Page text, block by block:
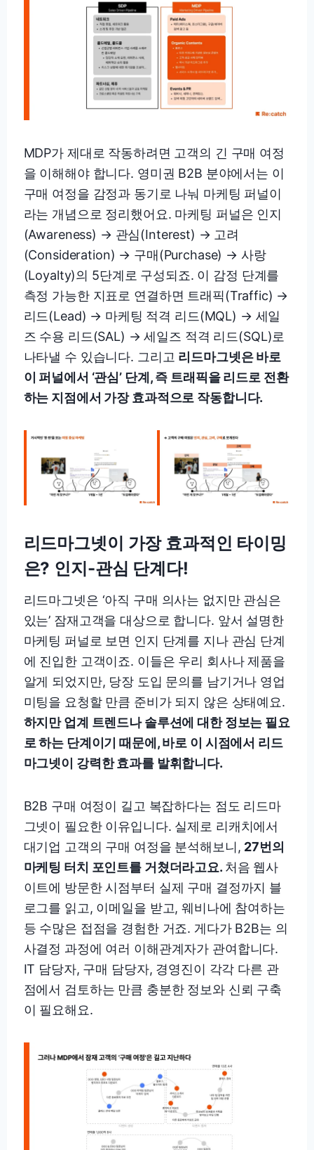
MDP가 제대로 작동하려면 고객의 긴 구매 여정
을 이해해야 합니다. 영미권 B2B 분야에서는 이
구매 여정을 감정과 동기로 나눠 마케팅 퍼널이
라는 개념으로 정리했어요. 마케팅 퍼널은 인지
(Awareness) → 관심(Interest) → 고려
(Consideration) → 구매(Purchase) → 사랑
(Loyalty)의 5단계로 구성되죠. 이 감정 단계를
측정 가능한 지표로 연결하면 트래픽(Traffic) →
리드(Lead) → 마케팅 적격 리드(MQL) → 세일
즈 수용 리드(SAL) → 세일즈 적격 리드(SQL)로
나타낼 수 있습니다. 그리고 리드마그넷은 바로
이 퍼널에서 ‘관심’ 단계, 즉 트래픽을 리드로 전환
하는 지점에서 가장 효과적으로 작동합니다.
리드마그넷이 가장 효과적인 타이밍
은? 인지-관심 단계다!
리드마그넷은 ‘아직 구매 의사는 없지만 관심은
있는’ 잠재고객을 대상으로 합니다. 앞서 설명한
마케팅 퍼널로 보면 인지 단계를 지나 관심 단계
에 진입한 고객이죠. 이들은 우리 회사나 제품을
알게 되었지만, 당장 도입 문의를 남기거나 영업
미팅을 요청할 만큼 준비가 되지 않은 상태예요.
하지만 업계 트렌드나 솔루션에 대한 정보는 필요
로 하는 단계이기 때문에, 바로 이 시점에서 리드
마그넷이 강력한 효과를 발휘합니다.
B2B 구매 여정이 길고 복잡하다는 점도 리드마
그넷이 필요한 이유입니다. 실제로 리캐치에서
대기업 고객의 구매 여정을 분석해보니, 27번의
마케팅 터치 포인트를 거쳤더라고요. 처음 웹사
이트에 방문한 시점부터 실제 구매 결정까지 블
로그를 읽고, 이메일을 받고, 웨비나에 참여하는
등 수많은 접점을 경험한 거죠. 게다가 B2B는 의
사결정 과정에 여러 이해관계자가 관여합니다.
IT 담당자, 구매 담당자, 경영진이 각각 다른 관
점에서 검토하는 만큼 충분한 정보와 신뢰 구축
이 필요해요.